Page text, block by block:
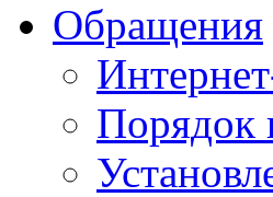
Обращения
Порядок